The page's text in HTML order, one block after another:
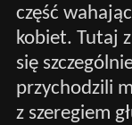
część
kobiet. Tutaj
się
przychodzili
z szeregiem